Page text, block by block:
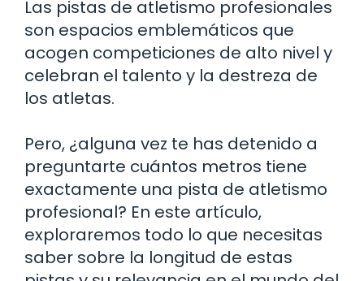
Las pistas de atletismo profesionales
son espacios emblemáticos que
acogen competiciones de alto nivel y
celebran el talento y la destreza de
los atletas.
Pero, ¿alguna vez te has detenido a
preguntarte cuántos metros tiene
exactamente una pista de atletismo
profesional? En este artículo,
exploraremos todo lo que necesitas
saber sobre la longitud de estas